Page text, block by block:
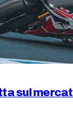
sul